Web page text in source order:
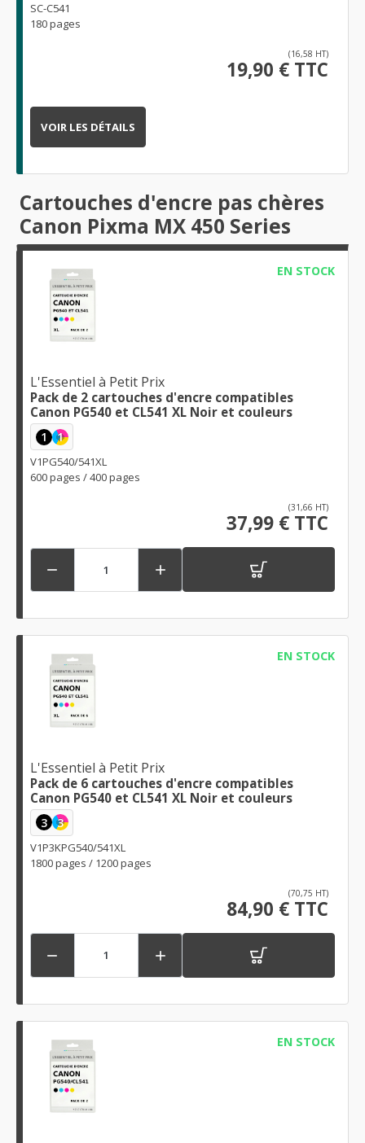
SC-C541
180 pages
(16,58 HT)
19,90 € TTC
VOIR LES DÉTAILS
Cartouches d'encre pas chères
Canon Pixma MX 450 Series
EN STOCK
L'Essentiel à Petit Prix
Pack de 2 cartouches d'encre compatibles
Canon PG540 et CL541 XL Noir et couleurs
1 1
V1PG540/541XL
600 pages / 400 pages
(31,66 HT)
37,99 € TTC
 
EN STOCK
L'Essentiel à Petit Prix
Pack de 6 cartouches d'encre compatibles
Canon PG540 et CL541 XL Noir et couleurs
3 3
V1P3KPG540/541XL
1800 pages / 1200 pages
(70,75 HT)
84,90 € TTC
 
EN STOCK